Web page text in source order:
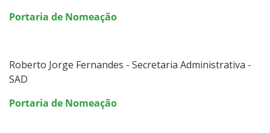
27 - Disposição cronológica de pagamentos
28- Observatório de Acesso, Permanência e Êxito
Portaria de Nomeação
Roberto Jorge Fernandes - Secretaria Administrativa -
SAD
Portaria de Nomeação